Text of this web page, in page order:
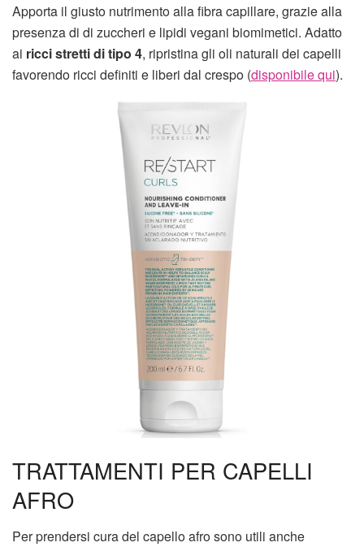
Apporta il giusto nutrimento alla fibra capillare, grazie alla
presenza di di zuccheri e lipidi vegani biomimetici. Adatto
ai ricci stretti di tipo 4, ripristina gli oli naturali dei capelli
favorendo ricci definiti e liberi dal crespo (disponibile qui).
TRATTAMENTI PER CAPELLI
AFRO
Per prendersi cura del capello afro sono utili anche